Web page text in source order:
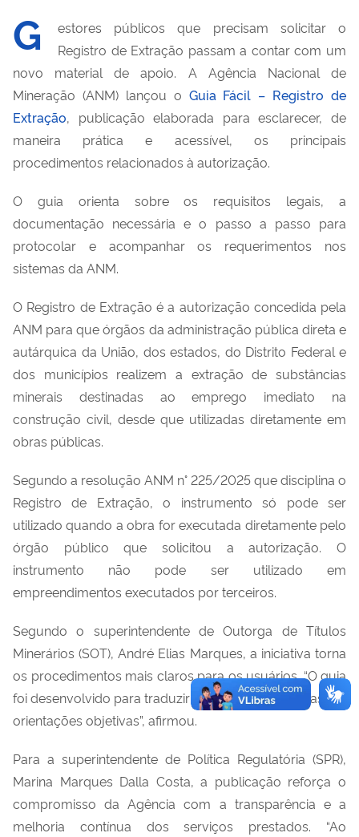
G
estores públicos que precisam solicitar o
Registro de Extração passam a contar com um
novo material de apoio. A Agência Nacional de
Mineração (ANM) lançou o Guia Fácil – Registro de
Extração, publicação elaborada para esclarecer, de
maneira prática e acessível, os principais
procedimentos relacionados à autorização.
O guia orienta sobre os requisitos legais, a
documentação necessária e o passo a passo para
protocolar e acompanhar os requerimentos nos
sistemas da ANM.
O Registro de Extração é a autorização concedida pela
ANM para que órgãos da administração pública direta e
autárquica da União, dos estados, do Distrito Federal e
dos municípios realizem a extração de substâncias
minerais destinadas ao emprego imediato na
construção civil, desde que utilizadas diretamente em
obras públicas.
Segundo a resolução ANM n° 225/2025 que disciplina o
Registro de Extração, o instrumento só pode ser
utilizado quando a obra for executada diretamente pelo
órgão público que solicitou a autorização. O
instrumento não pode ser utilizado em
empreendimentos executados por terceiros.
Segundo o superintendente de Outorga de Títulos
Minerários (SOT), André Elias Marques, a iniciativa torna
os procedimentos mais claros para os usuários. “O guia
foi desenvolvido para traduzir as exigências técnicas em
orientações objetivas”, afirmou.
Para a superintendente de Política Regulatória (SPR),
Marina Marques Dalla Costa, a publicação reforça o
compromisso da Agência com a transparência e a
melhoria contínua dos serviços prestados. “Ao